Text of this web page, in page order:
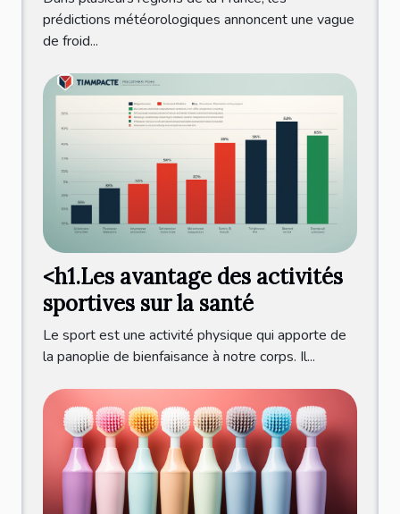
prédictions météorologiques annoncent une vague
de froid...
<h1.Les avantage des activités
sportives sur la santé
Le sport est une activité physique qui apporte de
la panoplie de bienfaisance à notre corps. Il...